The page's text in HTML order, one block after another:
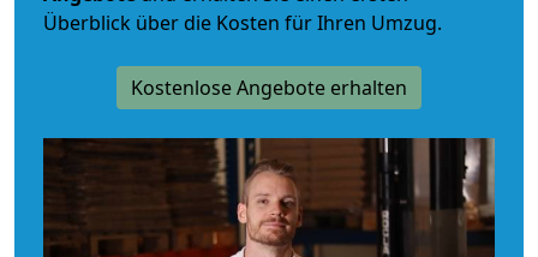
Überblick über die Kosten für Ihren Umzug.
Kostenlose Angebote erhalten